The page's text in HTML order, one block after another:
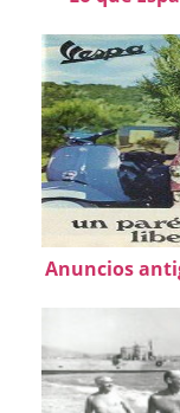
Anuncios